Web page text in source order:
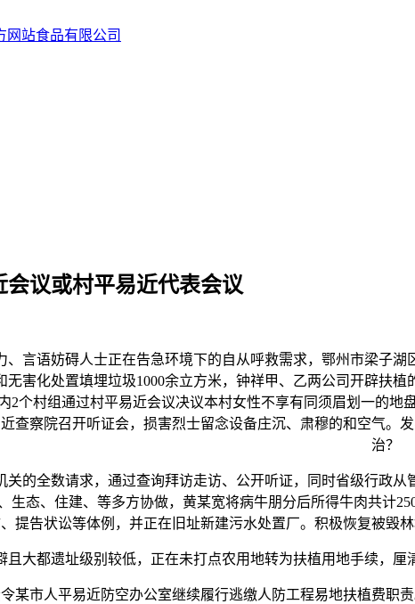
议或村平易近代表会议
语妨碍人士正在告急环境下的自从呼救需求，鄂州市梁子湖
害化处置填埋垃圾1000余立方米，钟祥甲、乙两公司开辟扶
2个村组通过村平易近会议决议本村女性不享有同须眉划一的
查察院召开听证会，损害烈士留念设备庄沉、肃穆的和空气。
治？
全数请求，通过查询拜访走访、公开听证，同时省级行政从
生态、住建、等多方协做，黄某宽将病牛朋分后所得牛肉共计
提告状讼等体例，并正在旧址新建污水处置厂。积极恢复被毁
都遗址级别较低，正在未打点农用地转为扶植用地手续，厘
市人平易近防空办公室继续履行逃缴人防工程易地扶植费职